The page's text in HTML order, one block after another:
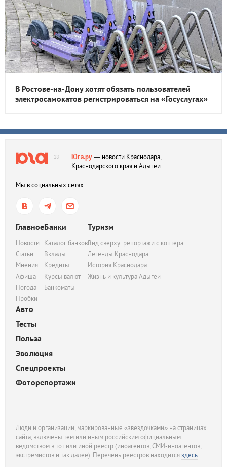
В Ростове-на-Дону хотят обязать пользователей
электросамокатов регистрироваться на «Госуслугах»
18+ Юга.ру— новости Краснодара,
Краснодарского края и Адыгеи
Мы в социальных сетях:
Главное
Новости
Статьи
Мнения
Афиша
Погода
Пробки
Банки
Каталог банков
Вклады
Кредиты
Курсы валют
Банкоматы
Туризм
Вид сверху: репортажи с коптера
Легенды Краснодара
История Краснодара
Жизнь и культура Адыгеи
Авто
Тесты
Польза
Эволюция
Спецпроекты
Фоторепортажи
Люди и организации, маркированные «звездочками» на страницах
сайта, включены тем или иным российским официальным
ведомством в тот или иной реестр (иноагентов, СМИ-иноагентов,
экстремистов и так далее). Перечень реестров находитсяздесь.